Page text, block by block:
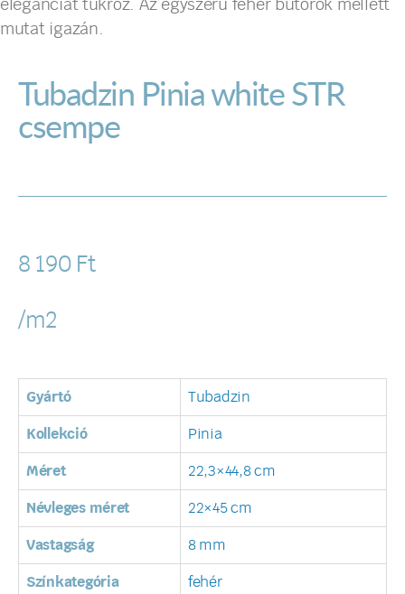
eleganciát tükröz. Az egyszerű fehér bútorok mellett
mutat igazán.
Tubadzin Pinia white STR
csempe
8 190 Ft
/m2
Gyártó Tubadzin
Kollekció Pinia
Méret 22,3×44,8 cm
Névleges méret 22×45 cm
Vastagság 8 mm
Színkategória fehér